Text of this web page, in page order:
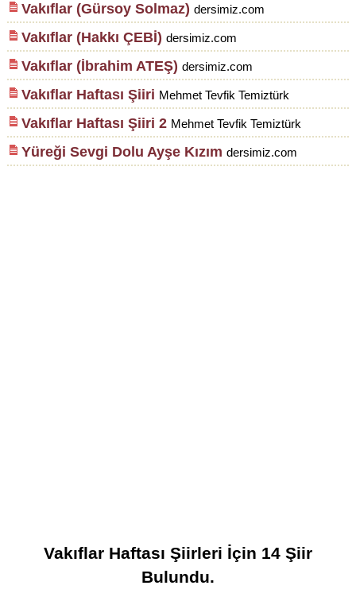
Vakıflar (Gürsoy Solmaz) dersimiz.com
Vakıflar (Hakkı ÇEBİ) dersimiz.com
Vakıflar (İbrahim ATEŞ) dersimiz.com
Vakıflar Haftası Şiiri Mehmet Tevfik Temiztürk
Vakıflar Haftası Şiiri 2 Mehmet Tevfik Temiztürk
Yüreği Sevgi Dolu Ayşe Kızım dersimiz.com
Vakıflar Haftası Şiirleri İçin 14Şiir
Bulundu.